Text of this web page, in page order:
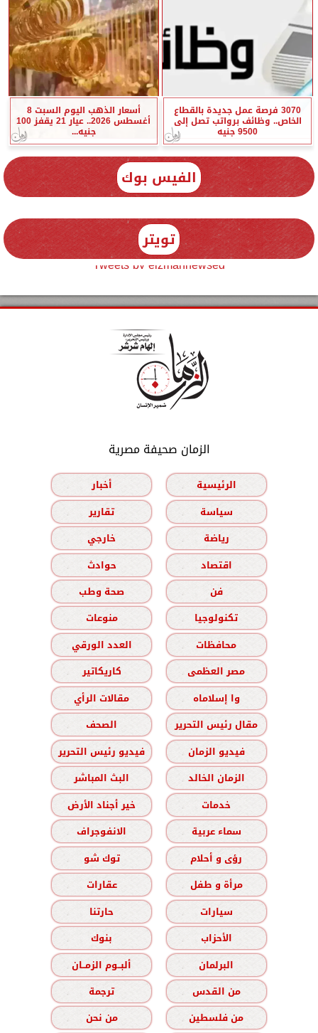
3070 فرصة عمل جديدة بالقطاع
الخاص.. وظائف برواتب تصل إلى
9500 جنيه
أسعار الذهب اليوم السبت 8
أغسطس 2026.. عيار 21 يقفز 100
جنيه...
الفيس بوك
تويتر
Tweets by elzmannewseg
الزمان صحيفة مصرية
الرئيسية
أخبار
سياسة
تقارير
رياضة
خارجي
اقتصاد
حوادث
فن
صحة وطب
تكنولوجيا
منوعات
محافظات
العدد الورقي
مصر العظمى
كاريكاتير
وا إسلاماه
مقالات الرأي
مقال رئيس التحرير
الصحف
فيديو الزمان
فيديو رئيس التحرير
الزمان الخالد
البث المباشر
خدمات
خير أجناد الأرض
سماء عربية
الانفوجراف
رؤى و أحلام
توك شو
مرأة و طفل
عقارات
سيارات
حارتنا
الأحزاب
بنوك
البرلمان
ألبــوم الزمــان
من القدس
ترجمة
من فلسطين
من نحن